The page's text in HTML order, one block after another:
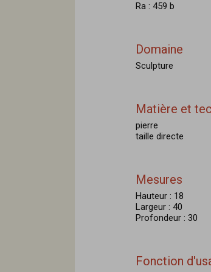
Ra : 459 b
Domaine
Sculpture
Matière et
pierre
taille directe
Mesures
Hauteur : 18
Largeur : 40
Profondeur : 30
Fonction